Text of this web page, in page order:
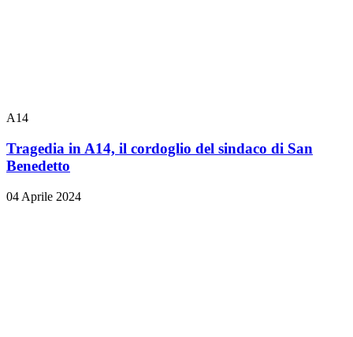
A14
Tragedia in A14, il cordoglio del sindaco di San
Benedetto
04 Aprile 2024